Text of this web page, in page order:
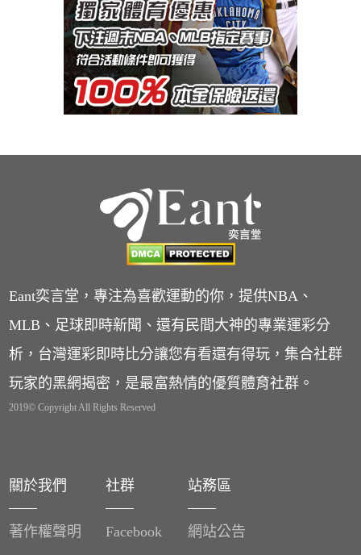
Eant奕言堂，專注為喜歡運動的你，提供NBA、
MLB、足球即時新聞、還有民間大神的專業運彩分
析，台灣運彩即時比分讓您有看還有得玩，集合社群
玩家的黑網揭密，是最富熱情的優質體育社群。
2019© Copyright All Rights Reserved
關於我們
著作權聲明
社群
Facebook
站務區
網站公告